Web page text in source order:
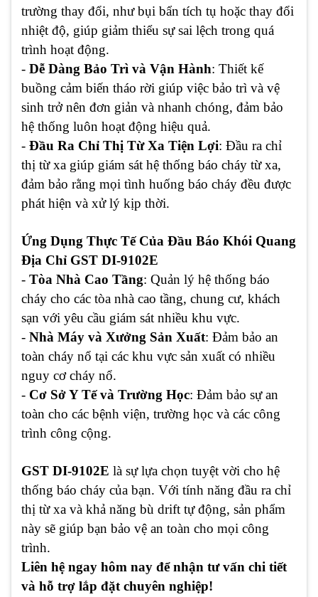
trường thay đổi, như bụi bẩn tích tụ hoặc thay đổi
nhiệt độ, giúp giảm thiểu sự sai lệch trong quá
trình hoạt động.
- Dễ Dàng Bảo Trì và Vận Hành: Thiết kế
buồng cảm biến tháo rời giúp việc bảo trì và vệ
sinh trở nên đơn giản và nhanh chóng, đảm bảo
hệ thống luôn hoạt động hiệu quả.
- Đầu Ra Chỉ Thị Từ Xa Tiện Lợi: Đầu ra chỉ
thị từ xa giúp giám sát hệ thống báo cháy từ xa,
đảm bảo rằng mọi tình huống báo cháy đều được
phát hiện và xử lý kịp thời.
Ứng Dụng Thực Tế Của Đầu Báo Khói Quang
Địa Chỉ GST DI-9102E
- Tòa Nhà Cao Tầng: Quản lý hệ thống báo
cháy cho các tòa nhà cao tầng, chung cư, khách
sạn với yêu cầu giám sát nhiều khu vực.
- Nhà Máy và Xưởng Sản Xuất: Đảm bảo an
toàn cháy nổ tại các khu vực sản xuất có nhiều
nguy cơ cháy nổ.
- Cơ Sở Y Tế và Trường Học: Đảm bảo sự an
toàn cho các bệnh viện, trường học và các công
trình công cộng.
GST DI-9102E là sự lựa chọn tuyệt vời cho hệ
thống báo cháy của bạn. Với tính năng đầu ra chỉ
thị từ xa và khả năng bù drift tự động, sản phẩm
này sẽ giúp bạn bảo vệ an toàn cho mọi công
trình.
Liên hệ ngay hôm nay để nhận tư vấn chi tiết
và hỗ trợ lắp đặt chuyên nghiệp!